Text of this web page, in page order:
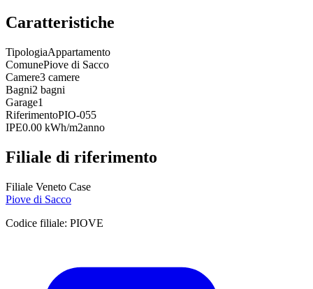
Caratteristiche
TipologiaAppartamento
ComunePiove di Sacco
Camere3 camere
Bagni2 bagni
Garage1
RiferimentoPIO-055
IPE0.00 kWh/m2anno
Filiale di riferimento
Filiale Veneto Case
Piove di Sacco
Codice filiale: PIOVE